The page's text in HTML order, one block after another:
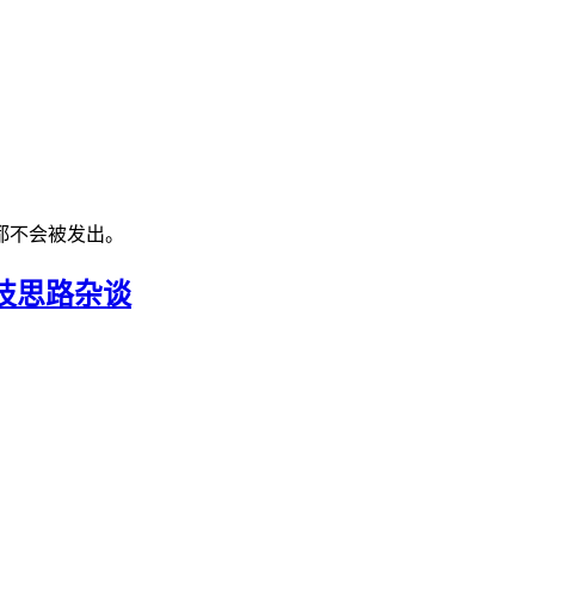
会被发出。
思路杂谈